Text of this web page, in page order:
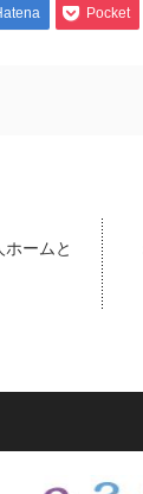
Pocket
ホームと